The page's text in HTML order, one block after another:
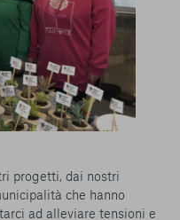
progetti, dai nostri
che hanno
ad alleviare tensioni e